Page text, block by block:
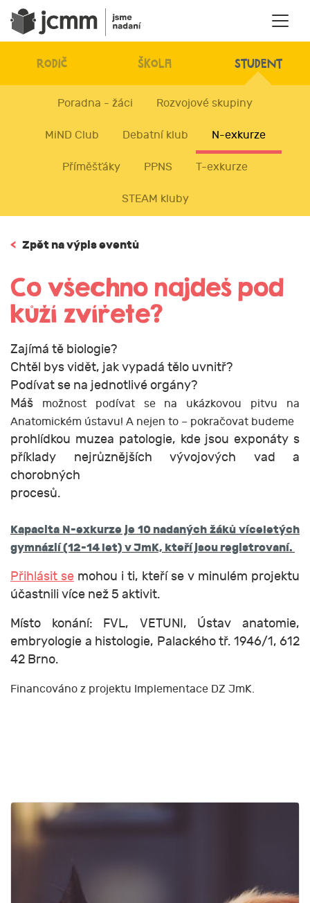
RODIČ ŠKOLA STUDENT
Poradna - žáci Rozvojové skupiny
MiND Club Debatní klub N-exkurze
Příměšťáky PPNS T-exkurze
STEAM kluby
< Zpět na výpis eventů
Co všechno najdeš pod
kůží zvířete?
Zajímá tě biologie?
Chtěl bys vidět, jak vypadá tělo uvnitř?
Podívat se na jednotlivé orgány?
Máš
možnost podívat se na ukázkovou pitvu na
Anatomickém ústavu! A nejen to – pokračovat budeme
prohlídkou muzea patologie, kde jsou exponáty s
příklady nejrůznějších vývojových vad a
chorobných
procesů.
Kapacita N-exkurze je 10 nadaných žáků víceletých
gymnázií (12-14 let) v JmK, kteří jsou registrovaní.
Přihlásit se mohou i ti, kteří se v minulém projektu
účastnili více než 5 aktivit.
Místo konání: FVL, VETUNI, Ústav anatomie,
embryologie a histologie, Palackého tř. 1946/1, 612
42 Brno.
Financováno z projektu Implementace DZ JmK.